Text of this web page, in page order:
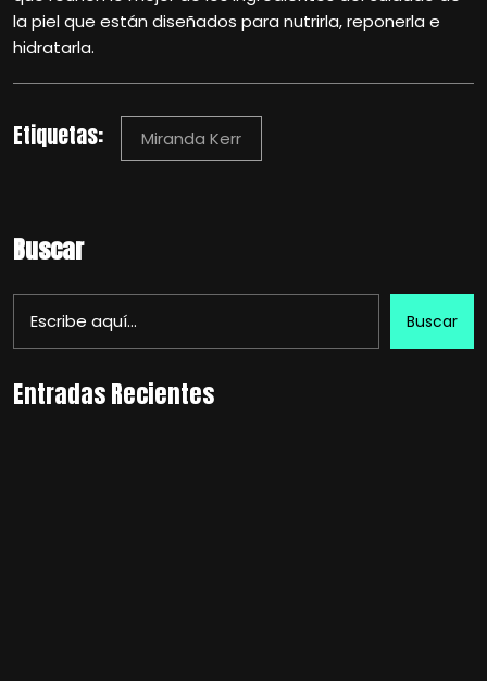
la piel que están diseñados para nutrirla, reponerla e
hidratarla.
Etiquetas: Miranda Kerr
Buscar
Buscar
Entradas Recientes